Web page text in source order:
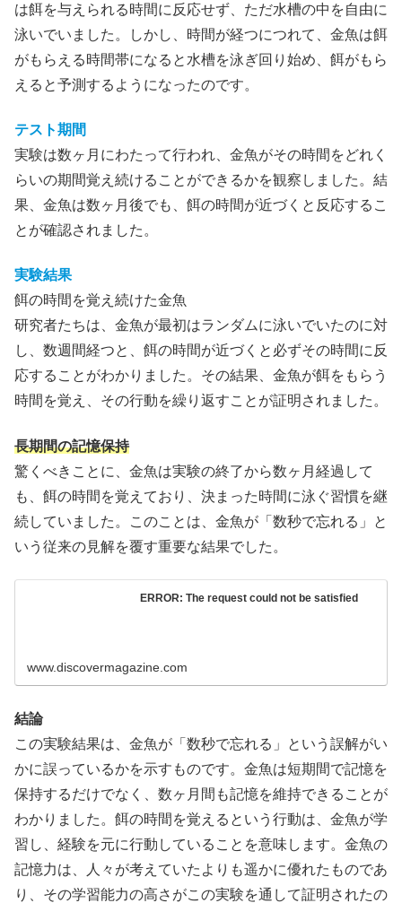
は餌を与えられる時間に反応せず、ただ水槽の中を自由に
泳いでいました。しかし、時間が経つにつれて、金魚は餌
がもらえる時間帯になると水槽を泳ぎ回り始め、餌がもら
えると予測するようになったのです。
テスト期間
実験は数ヶ月にわたって行われ、金魚がその時間をどれく
らいの期間覚え続けることができるかを観察しました。結
果、金魚は数ヶ月後でも、餌の時間が近づくと反応するこ
とが確認されました。
実験結果
餌の時間を覚え続けた金魚
研究者たちは、金魚が最初はランダムに泳いでいたのに対
し、数週間経つと、餌の時間が近づくと必ずその時間に反
応することがわかりました。その結果、金魚が餌をもらう
時間を覚え、その行動を繰り返すことが証明されました。
長期間の記憶保持
驚くべきことに、金魚は実験の終了から数ヶ月経過して
も、餌の時間を覚えており、決まった時間に泳ぐ習慣を継
続していました。このことは、金魚が「数秒で忘れる」と
いう従来の見解を覆す重要な結果でした。
ERROR: The request could not be satisfied
www.discovermagazine.com
結論
この実験結果は、金魚が「数秒で忘れる」という誤解がい
かに誤っているかを示すものです。金魚は短期間で記憶を
保持するだけでなく、数ヶ月間も記憶を維持できることが
わかりました。餌の時間を覚えるという行動は、金魚が学
習し、経験を元に行動していることを意味します。金魚の
記憶力は、人々が考えていたよりも遥かに優れたものであ
り、その学習能力の高さがこの実験を通して証明されたの